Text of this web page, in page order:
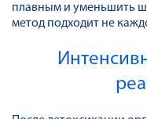
плавным и уменьшить
метод подходит не